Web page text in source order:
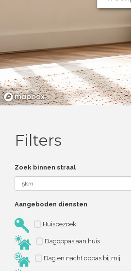
Filters
Zoek binnen straal
Aangeboden diensten
Huisbezoek
Dagoppas aan huis
Dag en nacht oppas bij mij